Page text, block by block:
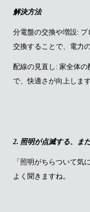
解決方法
分電盤の交換や増設:
交換することで、電力
配線の見直し: 家全体
で、快適さが向上します
2. 照明が点滅する、ま
「照明がちらついて気
よく聞きますね。